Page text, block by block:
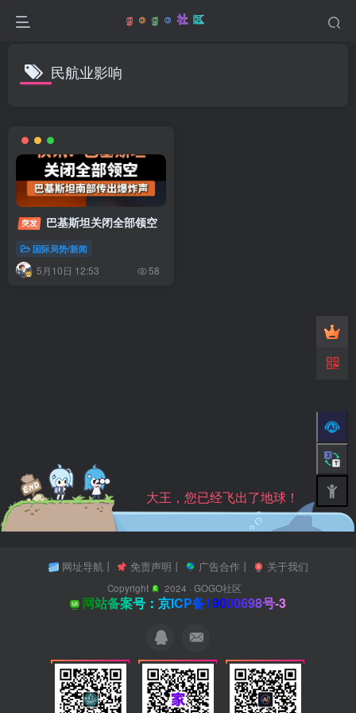
民航业影响
突发 巴基斯坦关闭全部领空
国际局势/新闻
5月10日 12:53 58
大王，您已经飞出了地球！
网址导航 丨 免责声明 丨 广告合作丨 关于我们
Copyright 2024 ·GOGO社区
网站备案号：京ICP备19000698号-3